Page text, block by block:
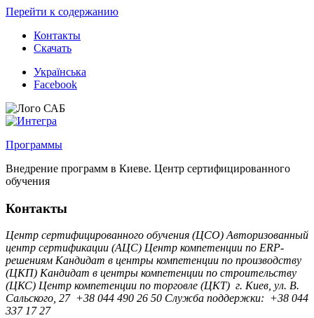
Перейти к содержанию
Контакты
Скачать
Українська
Facebook
Программы
Внедрение программ в Киеве. Центр сертифицированного
обучения
Контакты
Центр сертифицированного обучения (ЦСО) Авторизованный
центр сертификации (АЦС) Центр компетенции по ERP-
решениям Кандидат в центры компетенции по производству
(ЦКП) Кандидат в центры компетенции по строительству
(ЦКС) Центр компетенции по торговле (ЦКТ) г. Киев, ул. B.
Сальского, 27 +38 044 490 26 50 Служба поддержки: +38 044
337 17 27